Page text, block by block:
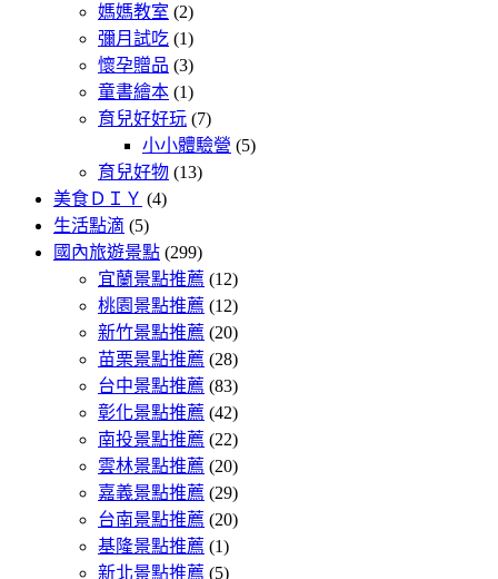
媽媽教室 (2)
彌月試吃 (1)
懷孕贈品 (3)
童書繪本 (1)
育兒好好玩 (7)
小小體驗營 (5)
育兒好物 (13)
美食ＤＩＹ (4)
生活點滴 (5)
國內旅遊景點 (299)
宜蘭景點推薦 (12)
桃園景點推薦 (12)
新竹景點推薦 (20)
苗栗景點推薦 (28)
台中景點推薦 (83)
彰化景點推薦 (42)
南投景點推薦 (22)
雲林景點推薦 (20)
嘉義景點推薦 (29)
台南景點推薦 (20)
基隆景點推薦 (1)
新北景點推薦 (5)